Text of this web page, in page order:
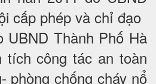
cấp phép và chỉ đạo
UBND Thành Phố Hà
tích công tác an toàn
phòng chống cháy nổ